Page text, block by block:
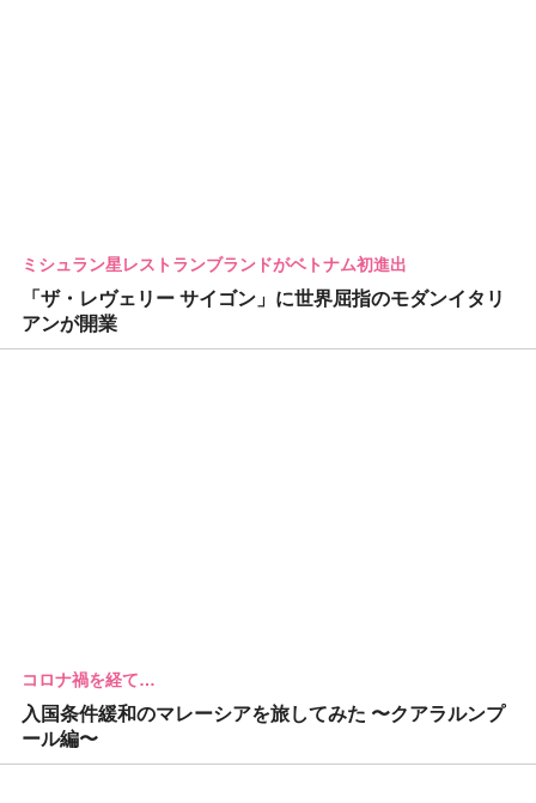
ミシュラン星レストランブランドがベトナム初進出
「ザ・レヴェリー サイゴン」に世界屈指のモダンイタリ
アンが開業
コロナ禍を経て…
入国条件緩和のマレーシアを旅してみた 〜クアラルンプ
ール編〜